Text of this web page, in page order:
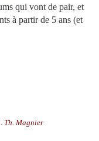
qui vont de pair, et
à partir de 5 ans (et
Th. Magnier